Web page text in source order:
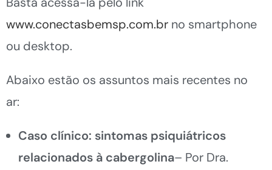
www.conectasbemsp.com.br no smartphone
ou desktop.
Abaixo estão os assuntos mais recentes no
ar:
Caso clínico: sintomas psiquiátricos
relacionados à cabergolina– Por Dra.